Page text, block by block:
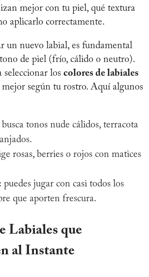
mejor con tu piel, qué textura
aplicarlo correctamente.
un nuevo labial, es fundamental
de piel (frío, cálido o neutro).
seleccionar los colores de labiales
mejor según tu rostro. Aquí algunos
busca tonos nude cálidos, terracota
rosas, berries o rojos con matices
puedes jugar con casi todos los
que aporten frescura.
Labiales que
al Instante